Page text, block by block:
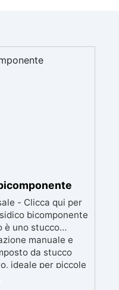
- Clicca qui per
bicomponente
è uno stucco
manuale e
da stucco
ideale per piccole
Versatile